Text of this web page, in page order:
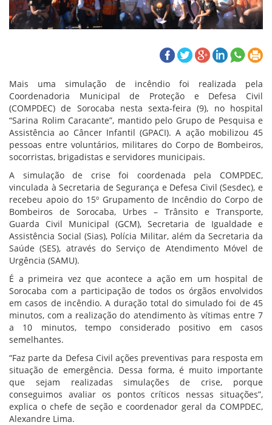
Mais uma simulação de incêndio foi realizada pela
Coordenadoria Municipal de Proteção e Defesa Civil
(COMPDEC) de Sorocaba nesta sexta-feira (9), no hospital
“Sarina Rolim Caracante”, mantido pelo Grupo de Pesquisa e
Assistência ao Câncer Infantil (GPACI). A ação mobilizou 45
pessoas entre voluntários, militares do Corpo de Bombeiros,
socorristas, brigadistas e servidores municipais.
A simulação de crise foi coordenada pela COMPDEC,
vinculada à Secretaria de Segurança e Defesa Civil (Sesdec), e
recebeu apoio do 15º Grupamento de Incêndio do Corpo de
Bombeiros de Sorocaba, Urbes – Trânsito e Transporte,
Guarda Civil Municipal (GCM), Secretaria de Igualdade e
Assistência Social (Sias), Polícia Militar, além da Secretaria da
Saúde (SES), através do Serviço de Atendimento Móvel de
Urgência (SAMU).
É a primeira vez que acontece a ação em um hospital de
Sorocaba com a participação de todos os órgãos envolvidos
em casos de incêndio. A duração total do simulado foi de 45
minutos, com a realização do atendimento às vítimas entre 7
a 10 minutos, tempo considerado positivo em casos
semelhantes.
“Faz parte da Defesa Civil ações preventivas para resposta em
situação de emergência. Dessa forma, é muito importante
que sejam realizadas simulações de crise, porque
conseguimos avaliar os pontos críticos nessas situações”,
explica o chefe de seção e coordenador geral da COMPDEC,
Alexandre Lima.